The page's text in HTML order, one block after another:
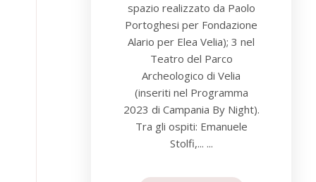
spazio realizzato da Paolo
Portoghesi per Fondazione
Alario per Elea Velia); 3 nel
Teatro del Parco
Archeologico di Velia
(inseriti nel Programma
2023 di Campania By Night).
Tra gli ospiti: Emanuele
Stolfi,... ...